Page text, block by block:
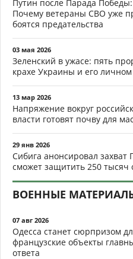
Путин после Парада
Почему ветераны СВО уже
боятся предательства
03 мая 2026
Зеленский в ужасе: пять
крахе Украины и его
13 мар 2026
Напряжение вокруг
власти готовят почву для
29 янв 2026
Сибига анонсировал захват
сможет защитить 250 тысяч
ВОЕННЫЕ
07 авг 2026
Одесса станет сюрпризом
французские объекты
ответа